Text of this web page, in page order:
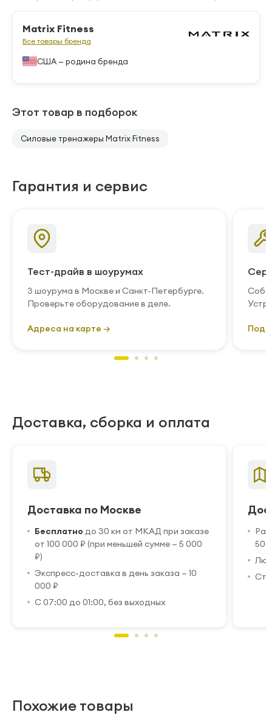
Matrix Fitness
Все товары бренда
США — родина бренда
Этот товар в подборок
Силовые тренажеры Matrix Fitness
Гарантия и сервис
Тест-драйв в шоурумах
3 шоурума в Москве и Санкт-Петербурге.
Проверьте оборудование в деле.
Адреса на карте →
Доставка, сборка и оплата
Доставка по Москве
Бесплатно до 30 км от МКАД при заказе
от 100 000 ₽ (при меньшей сумме — 5 000
₽)
Экспресс-доставка в день заказа — 10
000 ₽
С 07:00 до 01:00, без выходных
50
Похожие товары